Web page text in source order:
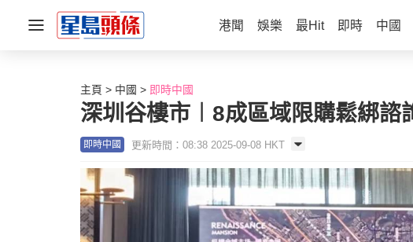
港聞 娛樂 最Hit 即時 中國
主頁 中國 即時中國
深圳谷樓市︱8成區域限購鬆綁諮
即時中國 更新時間：08:38 2025-09-08 HKT